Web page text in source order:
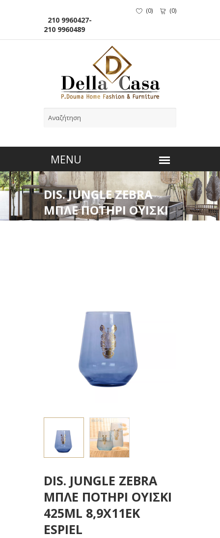
210 9960427-
210 9960489
(0) (0)
DIS. JUNGLE ZEBRA
ΜΠΛΕ ΠΟΤΗΡΙ ΟΥΙΣΚΙ
425ML 8,9X11EK
DIS. JUNGLE ZEBRA
ΜΠΛΕ ΠΟΤΗΡΙ ΟΥΙΣΚΙ
425ML 8,9X11EK
ESPIEL